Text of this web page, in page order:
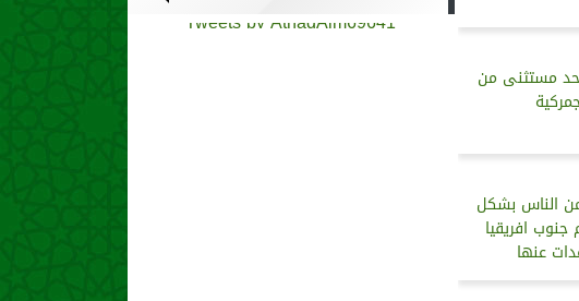
مستثنى من
الناس بشكل
افريقيا
عنها
Tweets by AthadAlm69641